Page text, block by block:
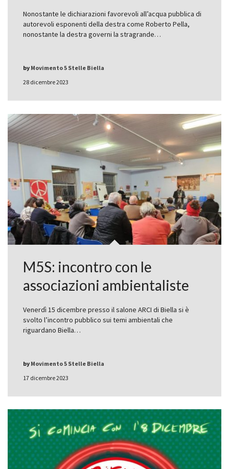
Nonostante le dichiarazioni favorevoli all’acqua pubblica di
autorevoli esponenti della destra come Roberto Pella,
nonostante la destra governi la stragrande…
28 dicembre 2023
by Movimento 5 Stelle Biella
M5S: incontro con le
associazioni ambientaliste
Venerdì 15 dicembre presso il salone ARCI di Biella si è
svolto l’incontro pubblico sui temi ambientali che
riguardano Biella…
17 dicembre 2023
by Movimento 5 Stelle Biella